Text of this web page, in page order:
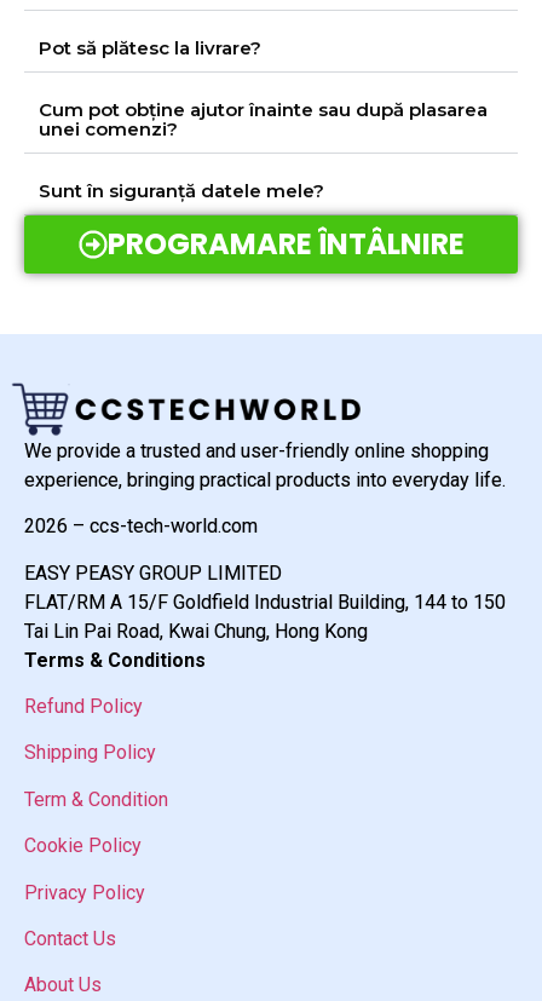
Pot să plătesc la livrare?
Cum pot obține ajutor înainte sau după plasarea
unei comenzi?
Sunt în siguranță datele mele?
PROGRAMARE ÎNTÂLNIRE
We provide a trusted and user-friendly online shopping
experience, bringing practical products into everyday life.
2026 – ccs-tech-world.com
EASY PEASY GROUP LIMITED
FLAT/RM A 15/F Goldfield Industrial Building, 144 to 150
Tai Lin Pai Road, Kwai Chung, Hong Kong
Terms & Conditions
Refund Policy
Shipping Policy
Term & Condition
Cookie Policy
Privacy Policy
Contact Us
About Us